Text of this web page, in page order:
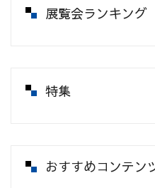
展覧会ランキング
特集
おすすめコンテン